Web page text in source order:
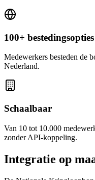
100+ bestedingsopties
Medewerkers besteden de
Nederland.
Schaalbaar
Van 10 tot 10.000
zonder API-koppeling.
Integratie op